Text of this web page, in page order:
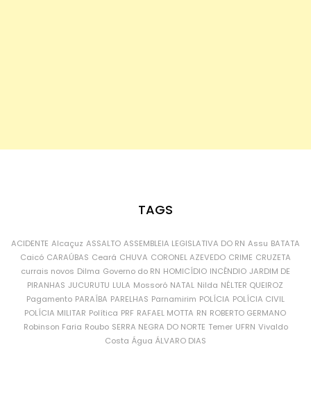
TAGS
ACIDENTE Alcaçuz ASSALTO ASSEMBLEIA LEGISLATIVA DO RN Assu BATATA
Caicó CARAÚBAS Ceará CHUVA CORONEL AZEVEDO CRIME CRUZETA
currais novos Dilma Governo do RN HOMICÍDIO INCÊNDIO JARDIM DE
PIRANHAS JUCURUTU LULA Mossoró NATAL Nilda NÉLTER QUEIROZ
Pagamento PARAÍBA PARELHAS Parnamirim POLÍCIA POLÍCIA CIVIL
POLÍCIA MILITAR Política PRF RAFAEL MOTTA RN ROBERTO GERMANO
Robinson Faria Roubo SERRA NEGRA DO NORTE Temer UFRN Vivaldo
Costa Água ÁLVARO DIAS